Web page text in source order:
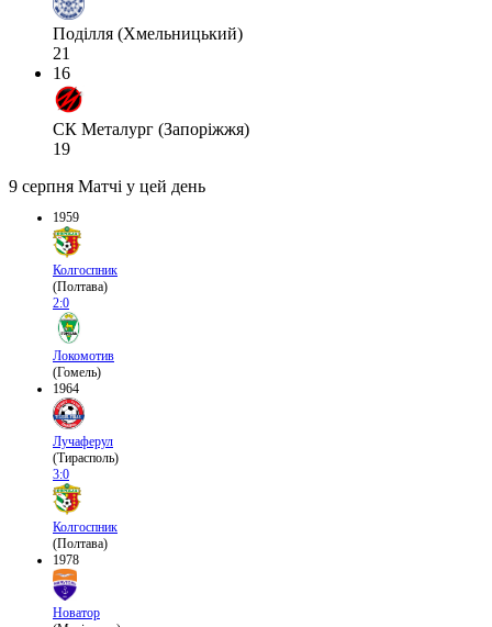
Поділля (Хмельницький)
21
16
СК Металург (Запоріжжя)
19
9 серпня Матчі у цей день
1959
Колгоспник
(Полтава)
2:0
Локомотив
(Гомель)
1964
Лучаферул
(Тирасполь)
3:0
Колгоспник
(Полтава)
1978
Новатор